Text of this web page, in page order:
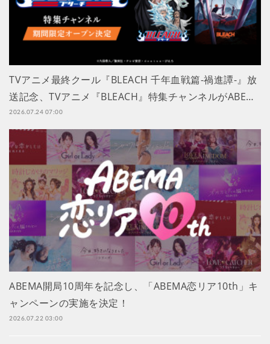
TVアニメ最終クール『BLEACH 千年血戦篇-禍進譚-』放
送記念、TVアニメ『BLEACH』特集チャンネルがABE…
2026.07.24 07:00
ABEMA開局10周年を記念し、「ABEMA恋リア10th」キ
ャンペーンの実施を決定！
2026.07.22 03:00